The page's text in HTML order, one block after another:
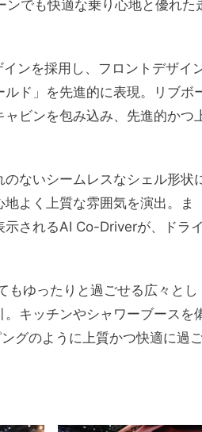
でも快適な乗り心地と優れた
ンを採用し、フロントデザイ
ド」を先進的に表現。リブボ
ビンを包み込み、先進的かつ
ないシームレスなシェル形状
よく上質な雰囲気を演出。ま
示されるAI Co-Driverが、ドラ
もゆったりと過ごせる広々とし
キッチンやシャワーブースを
グのように上質かつ快適に過